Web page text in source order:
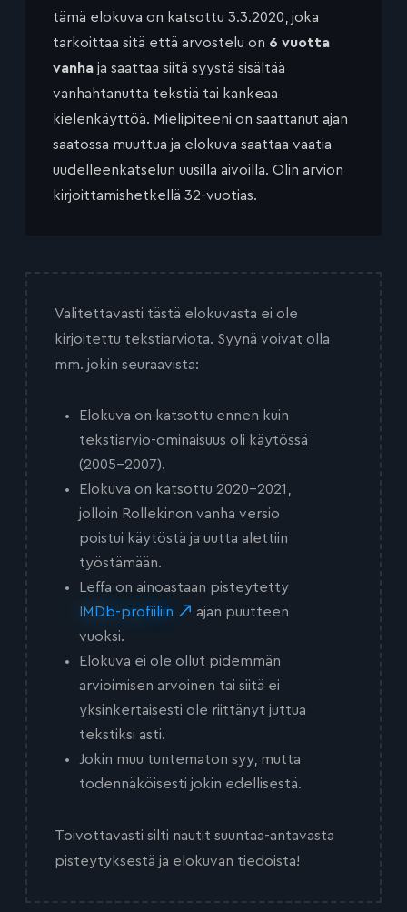
tämä elokuva on katsottu 3.3.2020, joka
tarkoittaa sitä että arvostelu on 6 vuotta
vanha ja saattaa siitä syystä sisältää
vanhahtanutta tekstiä tai kankeaa
kielenkäyttöä. Mielipiteeni on saattanut ajan
saatossa muuttua ja elokuva saattaa vaatia
uudelleenkatselun uusilla aivoilla. Olin arvion
kirjoittamishetkellä 32-vuotias.
Valitettavasti tästä elokuvasta ei ole
kirjoitettu tekstiarviota. Syynä voivat olla
mm. jokin seuraavista:
Elokuva on katsottu ennen kuin
tekstiarvio-ominaisuus oli käytössä
(2005-2007).
Elokuva on katsottu 2020-2021,
jolloin Rollekinon vanha versio
poistui käytöstä ja uutta alettiin
työstämään.
Leffa on ainoastaan pisteytetty
IMDb-profiiliin
ajan puutteen
vuoksi.
Elokuva ei ole ollut pidemmän
arvioimisen arvoinen tai siitä ei
yksinkertaisesti ole riittänyt juttua
tekstiksi asti.
Jokin muu tuntematon syy, mutta
todennäköisesti jokin edellisestä.
Toivottavasti silti nautit suuntaa-antavasta
pisteytyksestä ja elokuvan tiedoista!